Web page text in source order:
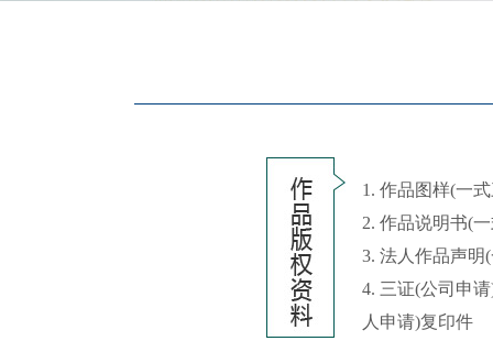
1. 作品图样(一
2. 作品说明书(
3. 法人作品声明
4. 三证(公司申
人申请)复印件